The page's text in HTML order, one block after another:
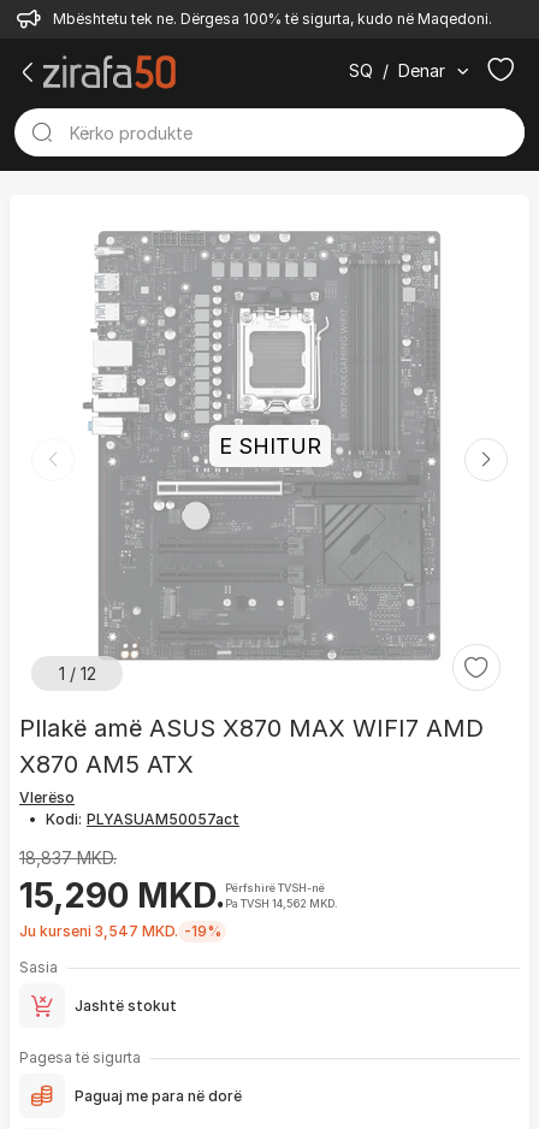
Mbështetu tek ne. Dërgesa 100% të sigurta, kudo në Maqedoni.
SQ / Denar
1 / 12
E SHITUR
Pllakë amë ASUS X870 MAX WIFI7 AMD
X870 AM5 ATX
Vlerëso
• Kodi:
18,837 MKD.
15,290 MKD.Përfshirë TVSH-në
Pa TVSH 14,562 MKD.
Ju kurseni 3,547 MKD. -19%
Sasia
Jashtë stokut
Pagesa të sigurta
Paguaj me para në dorë